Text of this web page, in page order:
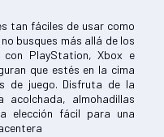
tan fáciles de usar como
busques más allá de los
con PlayStation, Xbox e
que estés en la cima
de juego. Disfruta de la
acolchada, almohadillas
elección fácil para una